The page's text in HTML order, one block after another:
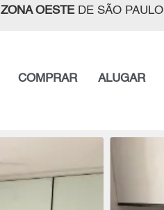
ZONA OESTEDE SÃO PAULO
COMPRAR ALUGAR